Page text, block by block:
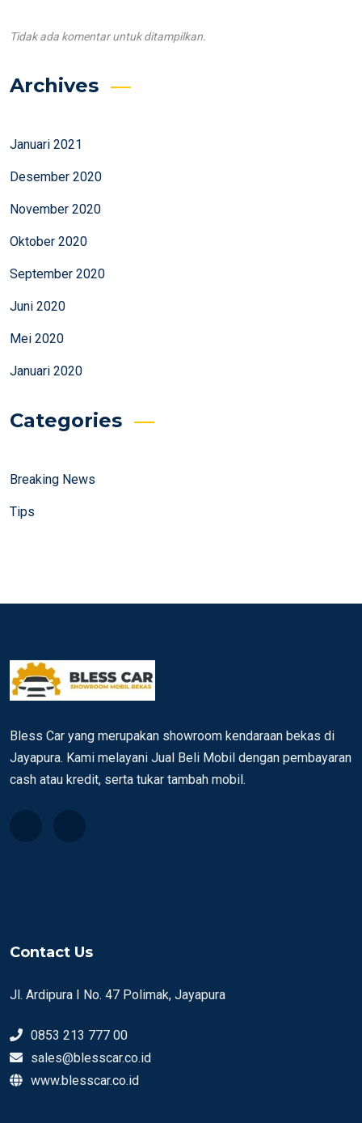
Tidak ada komentar untuk ditampilkan.
Archives
Januari 2021
Desember 2020
November 2020
Oktober 2020
September 2020
Juni 2020
Mei 2020
Januari 2020
Categories
Breaking News
Tips
Bless Car yang merupakan showroom kendaraan bekas di
Jayapura. Kami melayani Jual Beli Mobil dengan pembayaran
cash atau kredit, serta tukar tambah mobil.
Contact Us
Jl. Ardipura I No. 47 Polimak, Jayapura
0853 213 777 00
sales@blesscar.co.id
www.blesscar.co.id